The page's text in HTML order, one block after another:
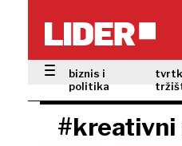
biznis i
politika
#kreativni